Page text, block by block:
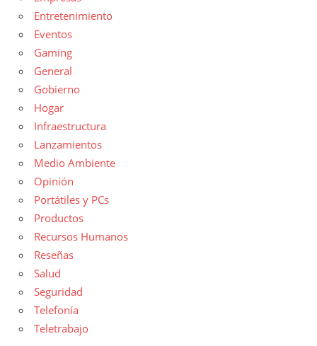
Entretenimiento
Eventos
Gaming
General
Gobierno
Hogar
Infraestructura
Lanzamientos
Medio Ambiente
Opinión
Portátiles y PCs
Productos
Recursos Humanos
Reseñas
Salud
Seguridad
Telefonía
Teletrabajo